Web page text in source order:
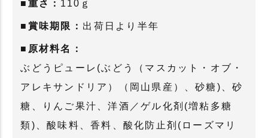
■重さ： 110ｇ
■賞味期限： 出荷日より半年
■原材料名：
ぶどうピューレ(ぶどう（マスカット・オブ・
アレキサンドリア）（岡山県産）、砂糖)、砂
糖、りんご果汁、洋酒／ゲル化剤(増粘多糖
類)、酸味料、香料、酸化防止剤(ローズマリ